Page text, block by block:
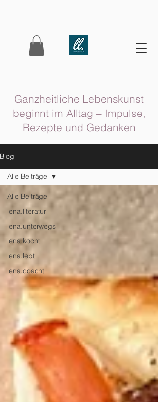
Ganzheitliche Lebenskunst
beginnt im Alltag – Impulse,
Rezepte und Gedanken
Blog
Alle Beiträge
lena.literatur
lena.unterwegs
lena.kocht
lena.lebt
lena.coacht
Alle Beiträge